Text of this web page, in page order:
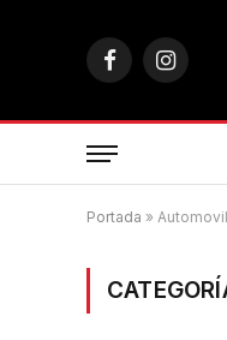
Facebook
Portada »